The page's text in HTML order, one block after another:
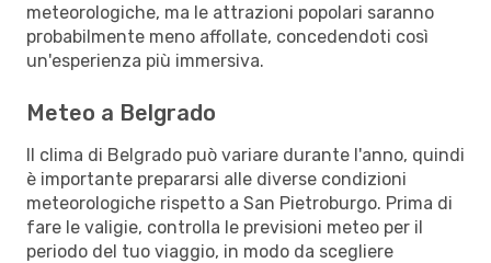
meteorologiche, ma le attrazioni popolari saranno
probabilmente meno affollate, concedendoti così
un'esperienza più immersiva.
Meteo a Belgrado
Il clima di Belgrado può variare durante l'anno, quindi
è importante prepararsi alle diverse condizioni
meteorologiche rispetto a San Pietroburgo. Prima di
fare le valigie, controlla le previsioni meteo per il
periodo del tuo viaggio, in modo da scegliere